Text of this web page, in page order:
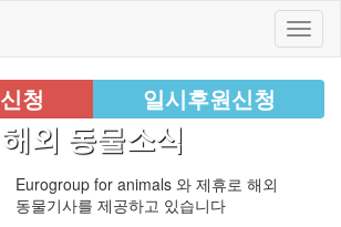
청 일시후원신청
해외 동물소식
Eurogroup for animals 와 제휴로 해외
동물기사를 제공하고 있습니다